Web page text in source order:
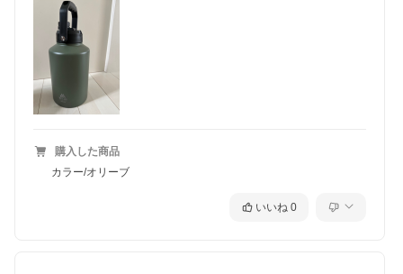
購入した商品
カラー/オリーブ
いいね 0